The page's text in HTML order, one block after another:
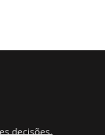
decisões.